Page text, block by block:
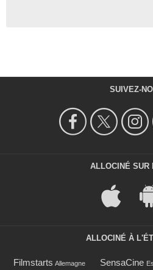
SUIVEZ-
ALLOCINÉ SUR
ALLOCINÉ À
Filmstarts Allemagne SensaCine